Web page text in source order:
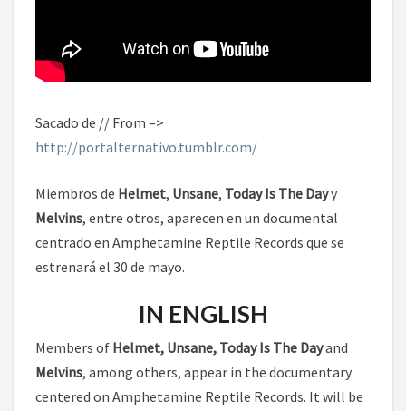
Sacado de // From –>
http://portalternativo.tumblr.com/
Miembros de Helmet, Unsane, Today Is The Dayy
Melvins, entre otros, aparecen en un documental
centrado en Amphetamine Reptile Records que se
estrenará el 30 de mayo.
IN ENGLISH
Members of Helmet, Unsane, Today Is The Dayand
Melvins, among others, appear in the documentary
centered on Amphetamine Reptile Records. It will be